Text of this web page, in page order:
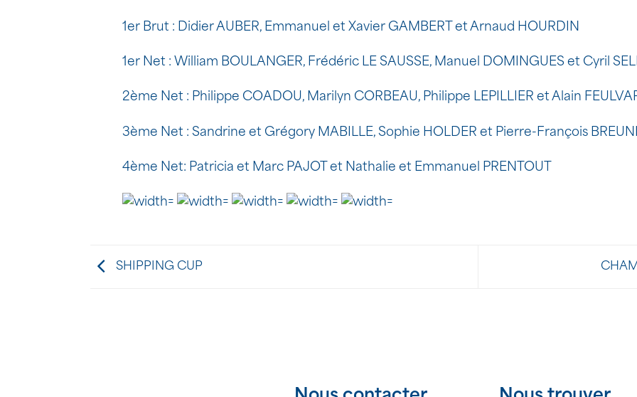
1er Brut : Didier AUBER, Emmanuel et Xavier GAMBERT et Arnaud HOURDIN
1er Net : William BOULANGER, Frédéric LE SAUSSE, Manuel DOMINGUES et Cyril
2ème Net : Philippe COADOU, Marilyn CORBEAU, Philippe LEPILLIER et Alain
3ème Net : Sandrine et Grégory MABILLE, Sophie HOLDER et Pierre-François
4ème Net: Patricia et Marc PAJOT et Nathalie et Emmanuel PRENTOUT
SHIPPING CUP